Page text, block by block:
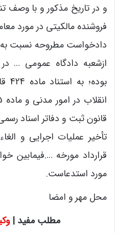
و در تاریخ مذکور و با وصف
فروشنده مالکیتی در مورد
دادخواست مطروحه نسبت به
ازشعبه­ دادگاه عمومی …
تأخیر عملیات اجرایی و
قرارداد مورخه ….فیمابین
مورد استدعاست.
محل مهر و امضا
مطلب مفید |